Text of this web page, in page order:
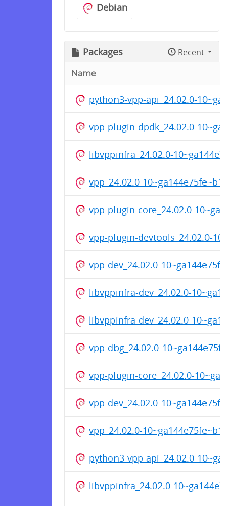
Debian
Packages Recent
Name
python3-vpp-api_24.02.0-
vpp-plugin-dpdk_24.02.0-
libvppinfra_24.02.0-
vpp_24.02.0-
vpp-plugin-core_24.02.0-
vpp-plugin-devtools_24.02.0-
vpp-dev_24.02.0-
libvppinfra-dev_24.02.0-
libvppinfra-dev_24.02.0-
vpp-dbg_24.02.0-
vpp-plugin-core_24.02.0-
vpp-dev_24.02.0-
vpp_24.02.0-
python3-vpp-api_24.02.0-
libvppinfra_24.02.0-